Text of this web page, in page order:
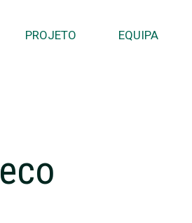
PROJETO EQUIPA
eco